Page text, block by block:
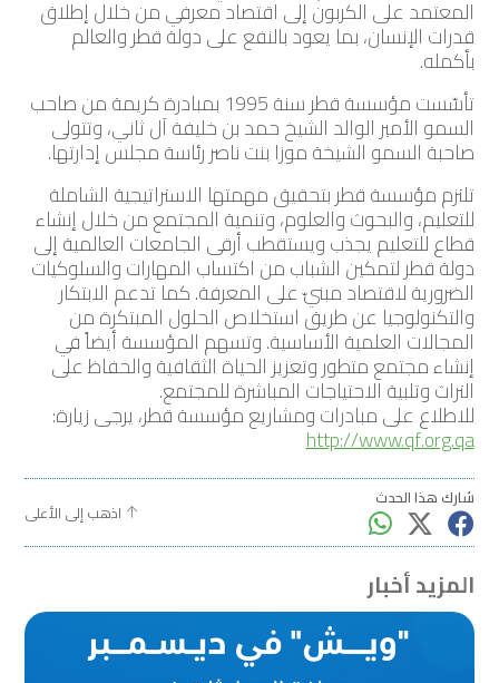
المعتمد على الكربون إلى اقتصاد معرفي من خلال إطلاق
قدرات الإنسان، بما يعود بالنفع على دولة قطر والعالم
بأكمله.
تأسّست مؤسسة قطر سنة 1995 بمبادرة كريمة من صاحب
السمو الأمير الوالد الشيخ حمد بن خليفة آل ثاني، وتتولى
صاحبة السمو الشيخة موزا بنت ناصر رئاسة مجلس إدارتها.
تلتزم مؤسسة قطر بتحقيق مهمتها الاستراتيجية الشاملة
للتعليم، والبحوث والعلوم، وتنمية المجتمع من خلال إنشاء
قطاع للتعليم يجذب ويستقطب أرقى الجامعات العالمية إلى
دولة قطر لتمكين الشباب من اكتساب المهارات والسلوكيات
الضرورية لاقتصاد مبنيّ على المعرفة. كما تدعم الابتكار
والتكنولوجيا عن طريق استخلاص الحلول المبتكرة من
المجالات العلمية الأساسية. وتسهم المؤسسة أيضاً في
إنشاء مجتمع متطور وتعزيز الحياة الثقافية والحفاظ على
التراث وتلبية الاحتياجات المباشرة للمجتمع.
للاطلاع على مبادرات ومشاريع مؤسسة قطر، يرجى زيارة:
http://www.qf.org.qa
شارك هذا الحدث
اذهب إلى الأعلى
المزيد أخبار